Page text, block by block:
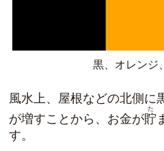
黒、オレンジ
風水上、屋根などの北側に
が増すことから、お金が貯
た
す。